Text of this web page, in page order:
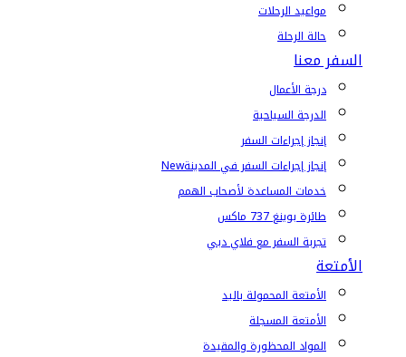
مواعيد الرحلات
حالة الرحلة
السفر معنا
درجة الأعمال
الدرجة السياحية
إنجاز إجراءات السفر
إنجاز إجراءات السفر في المدينةNew
خدمات المساعدة لأصحاب الهمم
طائرة بوينغ 737 ماكس
تجربة السفر مع فلاي دبي
الأمتعة
الأمتعة المحمولة باليد
الأمتعة المسجلة
المواد المحظورة والمقيدة